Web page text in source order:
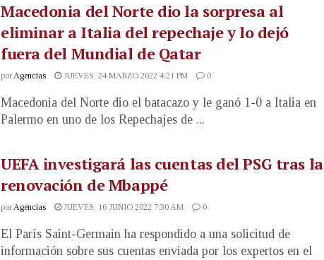
Macedonia del Norte dio la sorpresa al
eliminar a Italia del repechaje y lo dejó
fuera del Mundial de Qatar
porAgencias JUEVES, 24 MARZO 2022 4:21 PM 0
Macedonia del Norte dio el batacazo y le ganó 1-0 a Italia en
Palermo en uno de los Repechajes de ...
UEFA investigará las cuentas del PSG tras la
renovación de Mbappé
porAgencias JUEVES, 16 JUNIO 2022 7:30 AM 0
El París Saint-Germain ha respondido a una solicitud de
información sobre sus cuentas enviada por los expertos en el